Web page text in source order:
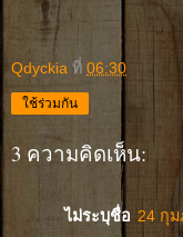
Qdyckia ที่ 06:30
ใช้ร่วมกัน
3 ความคิดเห็น:
ไม่ระบุชื่อ 24 กุม